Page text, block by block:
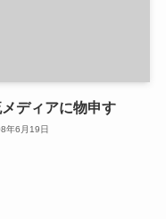
ディアに物申す
年6月19日